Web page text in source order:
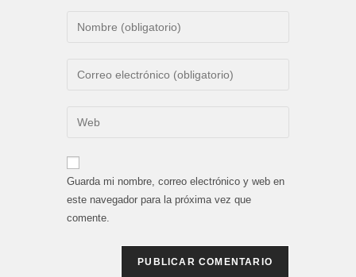
de
para
comentar
de
electrónico
para
comentar
URL
de
web
Guarda mi nombre, correo electrónico y web en
este navegador para la próxima vez que
comente.